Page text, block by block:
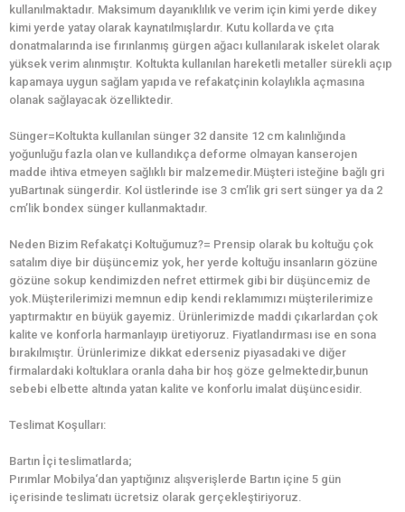
kullanılmaktadır. Maksimum dayanıklılık ve verim için kimi yerde dikey
kimi yerde yatay olarak kaynatılmışlardır. Kutu kollarda ve çıta
donatmalarında ise fırınlanmış gürgen ağacı kullanılarak iskelet olarak
yüksek verim alınmıştır. Koltukta kullanılan hareketli metaller sürekli açıp
kapamaya uygun sağlam yapıda ve refakatçinin kolaylıkla açmasına
olanak sağlayacak özelliktedir.
Sünger=Koltukta kullanılan sünger 32 dansite 12 cm kalınlığında
yoğunluğu fazla olan ve kullandıkça deforme olmayan kanserojen
madde ihtiva etmeyen sağlıklı bir malzemedir.Müşteri isteğine bağlı gri
yuBartınak süngerdir. Kol üstlerinde ise 3 cm’lik gri sert sünger ya da 2
cm’lik bondex sünger kullanmaktadır.
Neden Bizim Refakatçi Koltuğumuz?= Prensip olarak bu koltuğu çok
satalım diye bir düşüncemiz yok, her yerde koltuğu insanların gözüne
gözüne sokup kendimizden nefret ettirmek gibi bir düşüncemiz de
yok.Müşterilerimizi memnun edip kendi reklamımızı müşterilerimize
yaptırmaktır en büyük gayemiz. Ürünlerimizde maddi çıkarlardan çok
kalite ve konforla harmanlayıp üretiyoruz. Fiyatlandırması ise en sona
bırakılmıştır. Ürünlerimize dikkat ederseniz piyasadaki ve diğer
firmalardaki koltuklara oranla daha bir hoş göze gelmektedir,bunun
sebebi elbette altında yatan kalite ve konforlu imalat düşüncesidir.
Teslimat Koşulları:
Bartın İçi teslimatlarda;
Pırımlar Mobilya‘dan yaptığınız alışverişlerde Bartın içine 5 gün
içerisinde teslimatı ücretsiz olarak gerçekleştiriyoruz.